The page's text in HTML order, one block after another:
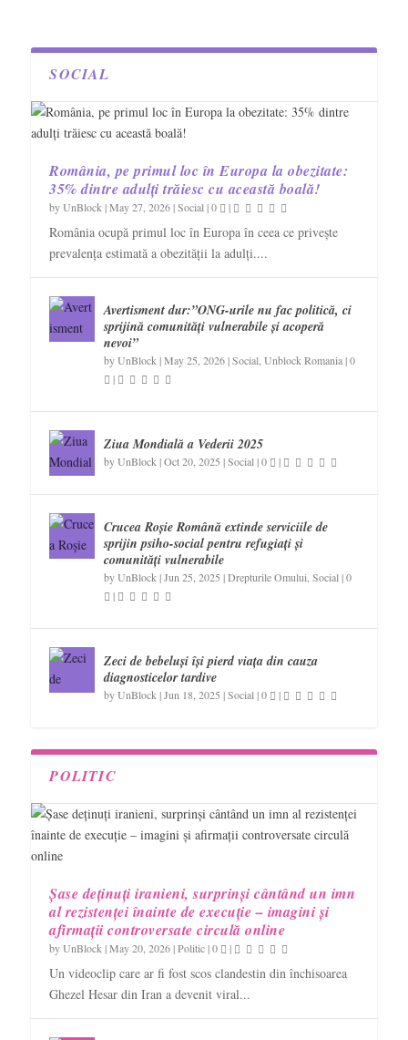
SOCIAL
România, pe primul loc în Europa la obezitate:
35% dintre adulți trăiesc cu această boală!
byUnBlock |May 27, 2026|Social |0 |
România ocupă primul loc în Europa în ceea ce privește
prevalența estimată a obezității la adulți....
Avertisment dur:”ONG-urile nu fac politică, ci
sprijină comunități vulnerabile și acoperă
nevoi”
byUnBlock |May 25, 2026|Social ,Unblock Romania|0
|
Ziua Mondială a Vederii 2025
byUnBlock |Oct 20, 2025 |Social |0 |
Crucea Roșie Română extinde serviciile de
sprijin psiho-social pentru refugiați și
comunități vulnerabile
byUnBlock |Jun 25, 2025 |Drepturile Omului ,Social |0
|
Zeci de bebeluși își pierd viața din cauza
diagnosticelor tardive
byUnBlock |Jun 18, 2025 |Social |0 |
POLITIC
Șase deținuți iranieni, surprinși cântând un imn
al rezistenței înainte de execuție – imagini și
afirmații controversate circulă online
byUnBlock |May 20, 2026|Politic|0 |
Un videoclip care ar fi fost scos clandestin din închisoarea
Ghezel Hesar din Iran a devenit viral...